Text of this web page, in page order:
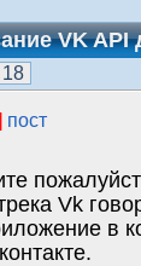
VK API
18
пост
Vk
в